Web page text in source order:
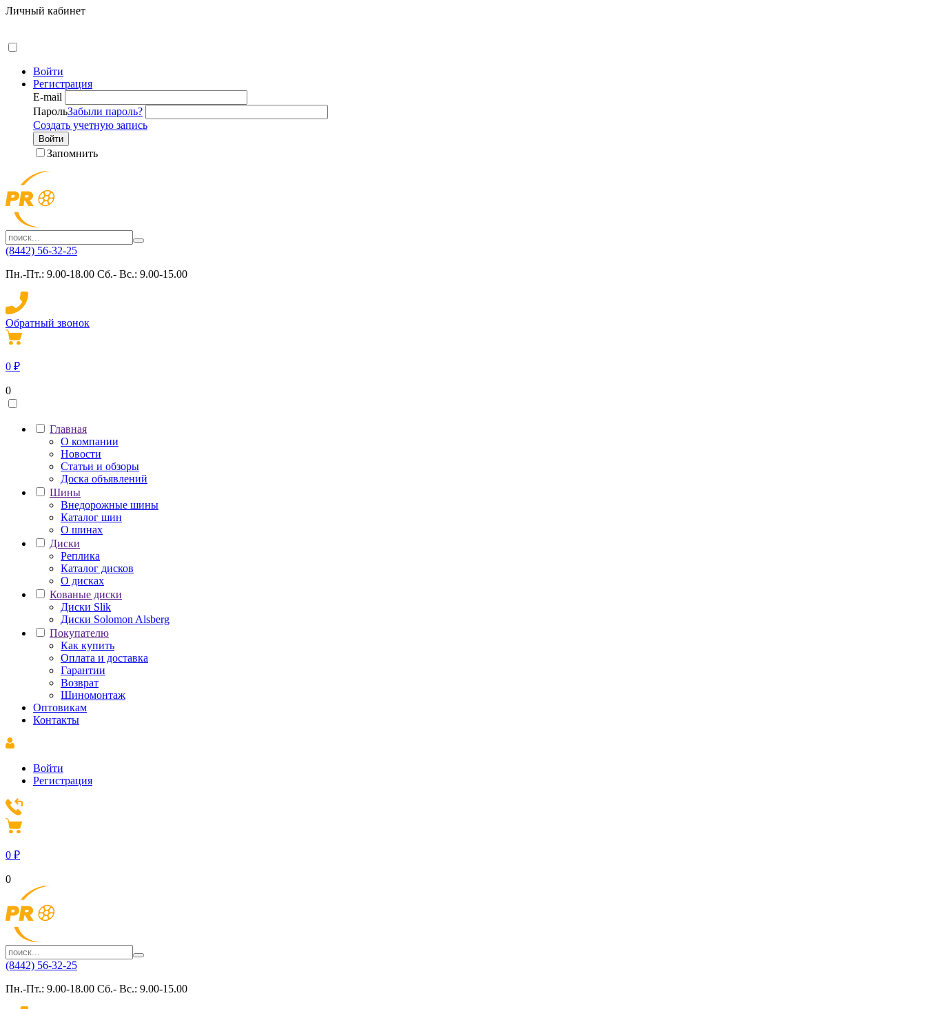
Личный кабинет
Войти
Регистрация
E-mail
ПарольЗабыли пароль?
Создать учетную запись
Войти
Запомнить
(8442) 56-32-25
Пн.-Пт.: 9.00-18.00 Сб.- Вс.: 9.00-15.00
Обратный звонок
0 ₽
0
Главная
О компании
Новости
Статьи и обзоры
Доска объявлений
Шины
Внедорожные шины
Каталог шин
О шинах
Диски
Реплика
Каталог дисков
О дисках
Кованые диски
Диски Slik
Диски Solomon Alsberg
Покупателю
Как купить
Оплата и доставка
Гарантии
Возврат
Шиномонтаж
Оптовикам
Контакты
Войти
Регистрация
0 ₽
0
(8442) 56-32-25
Пн.-Пт.: 9.00-18.00 Сб.- Вс.: 9.00-15.00